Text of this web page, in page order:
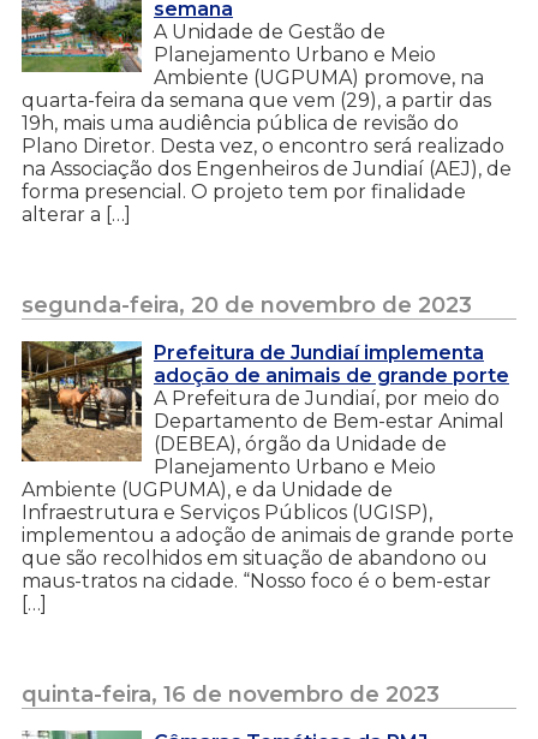
semana
A Unidade de Gestão de
Planejamento Urbano e Meio
Ambiente (UGPUMA) promove, na
quarta-feira da semana que vem (29), a partir das
19h, mais uma audiência pública de revisão do
Plano Diretor. Desta vez, o encontro será realizado
na Associação dos Engenheiros de Jundiaí (AEJ), de
forma presencial. O projeto tem por finalidade
alterar a […]
segunda-feira, 20 de novembro de 2023
Prefeitura de Jundiaí implementa
adoção de animais de grande porte
A Prefeitura de Jundiaí, por meio do
Departamento de Bem-estar Animal
(DEBEA), órgão da Unidade de
Planejamento Urbano e Meio
Ambiente (UGPUMA), e da Unidade de
Infraestrutura e Serviços Públicos (UGISP),
implementou a adoção de animais de grande porte
que são recolhidos em situação de abandono ou
maus-tratos na cidade. “Nosso foco é o bem-estar
[…]
quinta-feira, 16 de novembro de 2023